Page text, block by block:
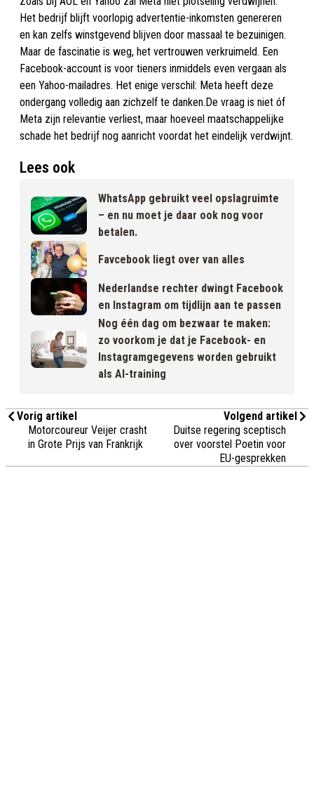
Het bedrijf blijft voorlopig advertentie-inkomsten genereren
en kan zelfs winstgevend blijven door massaal te bezuinigen.
Maar de fascinatie is weg, het vertrouwen verkruimeld. Een
Facebook-account is voor tieners inmiddels even vergaan als
een Yahoo-mailadres. Het enige verschil: Meta heeft deze
ondergang volledig aan zichzelf te danken.De vraag is niet óf
Meta zijn relevantie verliest, maar hoeveel maatschappelijke
schade het bedrijf nog aanricht voordat het eindelijk verdwijnt.
Lees ook
WhatsApp gebruikt veel opslagruimte
– en nu moet je daar ook nog voor
betalen.
Favcebook liegt over van alles
Nederlandse rechter dwingt Facebook
en Instagram om tijdlijn aan te passen
Nog één dag om bezwaar te maken:
zo voorkom je dat je Facebook- en
Instagramgegevens worden gebruikt
als AI-training
Vorig artikel
Motorcoureur Veijer crasht
in Grote Prijs van Frankrijk
Volgend artikel
Duitse regering sceptisch
over voorstel Poetin voor
EU-gesprekken